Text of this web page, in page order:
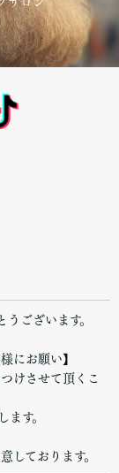
ございます。
にお願い】
けさせて頂くこ
す。
しております。